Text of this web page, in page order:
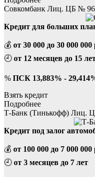
Совкомбанк Лиц. ЦБ №
Кредит для больших
💰 от 30 000 до 30 000 000
🕘 от 12 месяцев до 15
% ПСК 13,883% -
Взять кредит
Подробнее
Т-Банк (Тинькофф) Лиц.
Кредит под залог
💰 от 100 000 до 7 000 000
🕘 от 3 месяцев до 7 лет